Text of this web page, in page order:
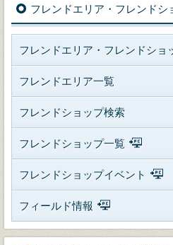
フレンドエリア・フレンドシ
フレンドエリア・フレンドショ
フレンドエリア一覧
フレンドショップ検索
フレンドショップ一覧
フレンドショップイベント
フィールド情報